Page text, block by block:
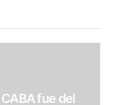
fue del